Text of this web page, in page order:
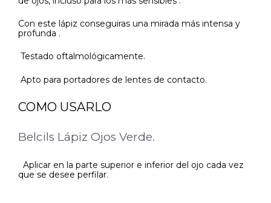
Con este lápiz conseguiras una mirada más intensa y
profunda .
Testado oftalmológicamente.
Apto para portadores de lentes de contacto.
COMO USARLO
Belcils Lápiz Ojos Verde.
Aplicar en la parte superior e inferior del ojo cada vez
que se desee perfilar.